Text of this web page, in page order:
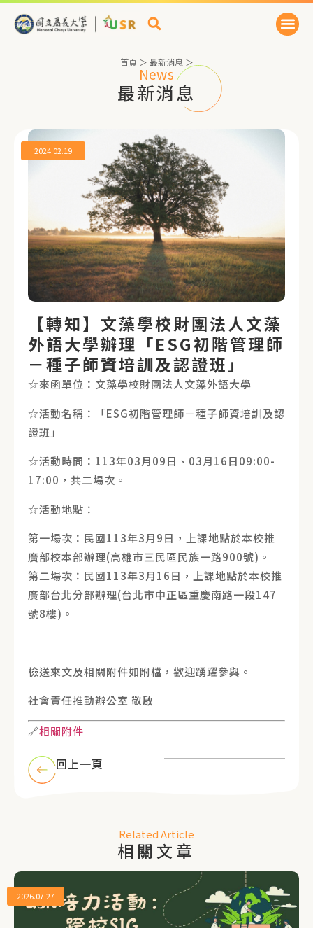
News
最新消息
首頁 ＞ 最新消息 ＞
2024.02.19
【轉知】文藻學校財團法人文藻
外語大學辦理「ESG初階管理師
－種子師資培訓及認證班」
☆來函單位：文藻學校財團法人文藻外語大學
☆活動名稱：「ESG初階管理師－種子師資培訓及認
證班」
☆活動時間：113年03月09日、03月16日09:00-
17:00，共二場次。
☆活動地點：
第一場次：民國113年3月9日，上課地點於本校推
廣部校本部辦理(高雄市三民區民族一路900號)。
第二場次：民國113年3月16日，上課地點於本校推
廣部台北分部辦理(台北市中正區重慶南路一段147
號8樓)。
檢送來文及相關附件如附檔，歡迎踴躍參與。
社會責任推動辦公室 敬啟
🔗相關附件
回上一頁
Related Article
相關文章
2026.07.27